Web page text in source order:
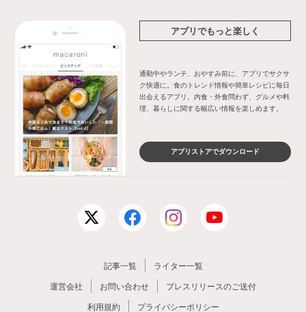
アプリでもっと楽しく
通勤中やランチ、おやすみ前に、アプリでサクサ
ク快適に。食のトレンド情報や簡単レシピに毎日
出会えるアプリ。内食・外食問わず、グルメや料
理、暮らしに関する幅広い情報を楽しめます。
アプリストアでダウンロード
記事一覧
ライター一覧
運営会社
お問い合わせ
プレスリリースのご送付
利用規約
プライバシーポリシー